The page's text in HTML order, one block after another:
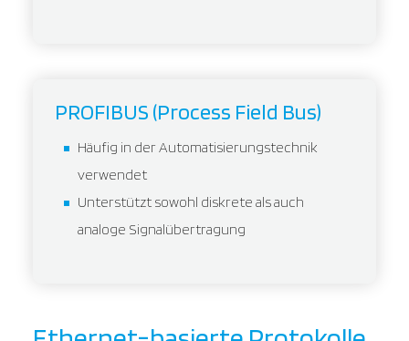
PROFIBUS (Process Field Bus)
Häufig in der Automatisierungstechnik
verwendet
Unterstützt sowohl diskrete als auch
analoge Signalübertragung